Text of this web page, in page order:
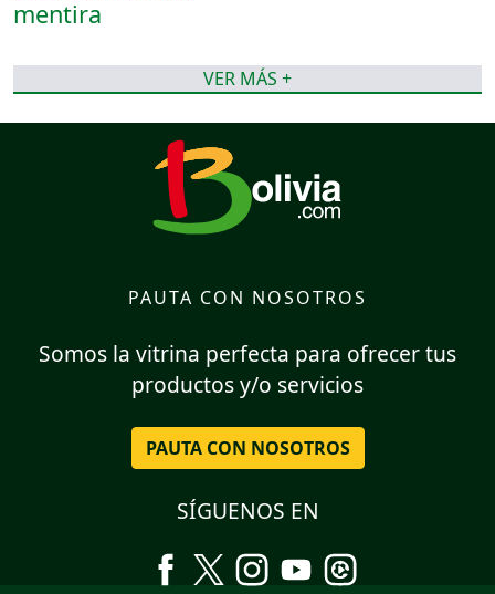
VER MÁS +
PAUTA CON NOSOTROS
Somos la vitrina perfecta para ofrecer tus
productos y/o servicios
PAUTA CON NOSOTROS
SÍGUENOS EN